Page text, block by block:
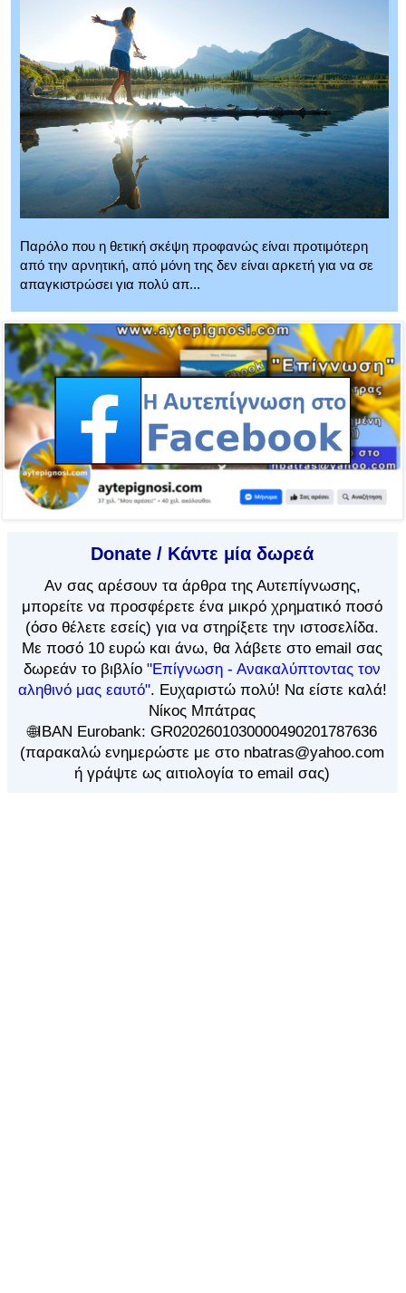
Παρόλο που η θετική σκέψη προφανώς είναι προτιμότερη
από την αρνητική, από μόνη της δεν είναι αρκετή για να σε
απαγκιστρώσει για πολύ απ...
Donate / Κάντε μία δωρεά
Αν σας αρέσουν τα άρθρα της Αυτεπίγνωσης,
μπορείτε να προσφέρετε ένα μικρό χρηματικό ποσό
(όσο θέλετε εσείς) για να στηρίξετε την ιστοσελίδα.
Με ποσό 10 ευρώ και άνω, θα λάβετε στο email σας
δωρεάν το βιβλίο"Επίγνωση - Ανακαλύπτοντας τον
αληθινό μας εαυτό". Ευχαριστώ πολύ! Να είστε καλά!
Νίκος Μπάτρας
🌐IBAN Eurobank: GR0202601030000490201787636
(παρακαλώ ενημερώστε με στο nbatras@yahoo.com
ή γράψτε ως αιτιολογία το email σας)